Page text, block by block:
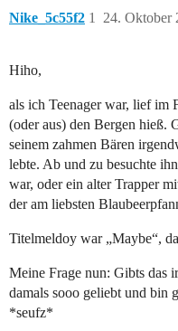
Nike_5c55f2 24. Oktober
1
Hiho,
als ich Teenager war, lief im
(oder aus) den Bergen hieß.
seinem zahmen Bären
lebte. Ab und zu besuchte
war, oder ein alter Trapper
der am liebsten
Titelmeldoy war „Maybe“,
Meine Frage nun: Gibts das
damals sooo geliebt und bin
*seufz*